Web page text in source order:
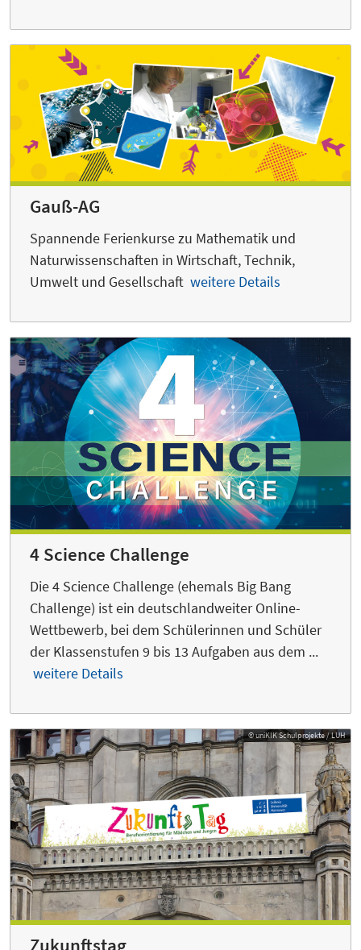
Gauß-AG
Spannende Ferienkurse zu Mathematik und
Naturwissenschaften in Wirtschaft, Technik,
Umwelt und Gesellschaft weitere Details
4 Science Challenge
Die 4 Science Challenge (ehemals Big Bang
Challenge) ist ein deutschlandweiter Online-
Wettbewerb, bei dem Schülerinnen und Schüler
der Klassenstufen 9 bis 13 Aufgaben aus dem ...
weitere Details
© uniKIK Schulprojekte / LUH
Zukunftstag